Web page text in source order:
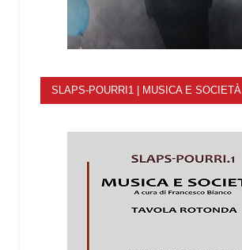
SLAPS-POURRI1 | MUSICA E SOCIETÀ